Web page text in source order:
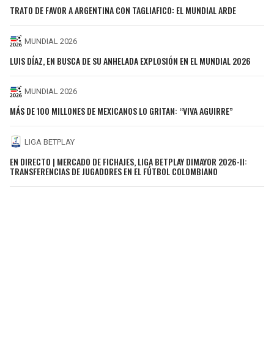
TRATO DE FAVOR A ARGENTINA CON TAGLIAFICO: EL MUNDIAL ARDE
MUNDIAL 2026
LUIS DÍAZ, EN BUSCA DE SU ANHELADA EXPLOSIÓN EN EL MUNDIAL 2026
MUNDIAL 2026
MÁS DE 100 MILLONES DE MEXICANOS LO GRITAN: “VIVA AGUIRRE”
LIGA BETPLAY
EN DIRECTO | MERCADO DE FICHAJES, LIGA BETPLAY DIMAYOR 2026-II:
TRANSFERENCIAS DE JUGADORES EN EL FÚTBOL COLOMBIANO